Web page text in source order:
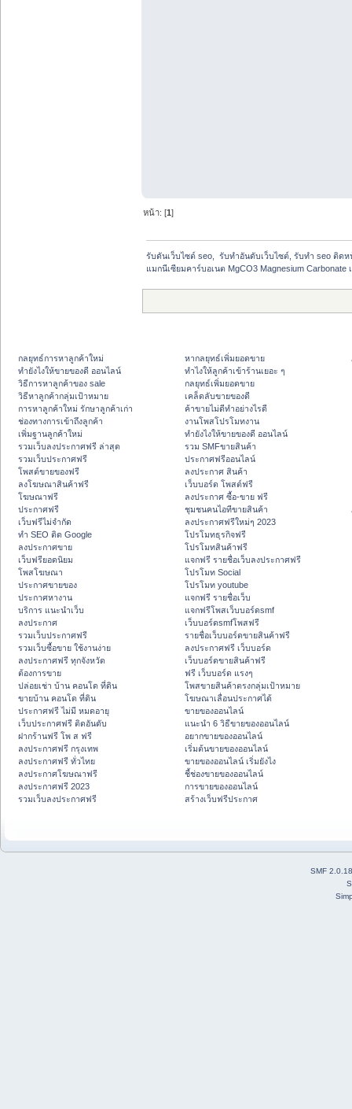
หน้า: [1]
รับดันเว็บไซต์ seo,  รับทำอันดับเว็บไซต์, รับทำ seo ติดห
แมกนีเซียมคาร์บอเนต MgCO3 Magnesium Carbonate
กลยุทธ์การหาลูกค้าใหม่
ทํายังไงให้ขายของดี ออนไลน์
วิธีการหาลูกค้าของ sale
วิธีหาลูกค้ากลุ่มเป้าหมาย
การหาลูกค้าใหม่ รักษาลูกค้าเก่า
ช่องทางการเข้าถึงลูกค้า
เพิ่มฐานลูกค้าใหม่
รวมเว็บลงประกาศฟรี ล่าสุด
รวมเว็บประกาศฟรี
โพสต์ขายของฟรี
ลงโฆษณาสินค้าฟรี
โฆษณาฟรี
ประกาศฟรี
เว็บฟรีไม่จำกัด
ทำ SEO ติด Google
ลงประกาศขาย
เว็บฟรียอดนิยม
โพสโฆษณา
ประกาศขายของ
ประกาศหางาน
บริการ แนะนำเว็บ
ลงประกาศ
รวมเว็บประกาศฟรี
รวมเว็บซื้อขาย ใช้งานง่าย
ลงประกาศฟรี ทุกจังหวัด
ต้องการขาย
ปล่อยเช่า บ้าน คอนโด ที่ดิน
ขายบ้าน คอนโด ที่ดิน
ประกาศฟรี ไม่มี หมดอายุ
เว็บประกาศฟรี ติดอันดับ
ฝากร้านฟรี โพ ส ฟรี
ลงประกาศฟรี กรุงเทพ
ลงประกาศฟรี ทั่วไทย
ลงประกาศโฆษณาฟรี
ลงประกาศฟรี 2023
รวมเว็บลงประกาศฟรี
หากลยุทธ์เพิ่มยอดขาย
ทําไงให้ลูกค้าเข้าร้านเยอะ ๆ
กลยุทธ์เพิ่มยอดขาย
เคล็ดลับขายของดี
ค้าขายไม่ดีทำอย่างไรดี
งานโพสโปรโมทงาน
ทํายังไงให้ขายของดี ออนไลน์
รวม SMFขายสินค้า
ประกาศฟรีออนไลน์
ลงประกาศ สินค้า
เว็บบอร์ด โพสต์ฟรี
ลงประกาศ ซื้อ-ขาย ฟรี
ชุมชนคนไอทีขายสินค้า
ลงประกาศฟรีใหม่ๆ 2023
โปรโมทธุรกิจฟรี
โปรโมทสินค้าฟรี
แจกฟรี รายชื่อเว็บลงประกาศฟรี
โปรโมท Social
โปรโมท youtube
แจกฟรี รายชื่อเว็บ
แจกฟรีโพสเว็บบอร์ดsmf
เว็บบอร์ดsmfโพสฟรี
รายชื่อเว็บบอร์ดขายสินค้าฟรี
ลงประกาศฟรี เว็บบอร์ด
เว็บบอร์ดขายสินค้าฟรี
ฟรี เว็บบอร์ด แรงๆ
โพสขายสินค้าตรงกลุ่มเป้าหมาย
โฆษณาเลื่อนประกาศได้
ขายของออนไลน์
แนะนำ 6 วิธีขายของออนไลน์
อยากขายของออนไลน์
เริ่มต้นขายของออนไลน์
ขายของออนไลน์ เริ่มยังไง
ชี้ช่องขายของออนไลน์
การขายของออนไลน์
สร้างเว็บฟรีประกาศ
SMF 2.0.18